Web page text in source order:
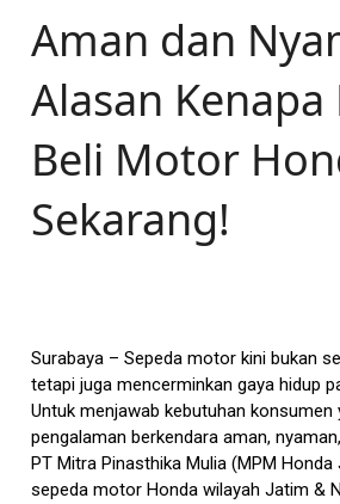
Aman dan
Alasan
Beli Motor
Sekarang!
Surabaya – Sepeda motor kini bukan
tetapi juga mencerminkan gaya hidup
Untuk menjawab kebutuhan konsumen
pengalaman berkendara aman,
PT Mitra Pinasthika Mulia (MPM
sepeda motor Honda wilayah Jatim &